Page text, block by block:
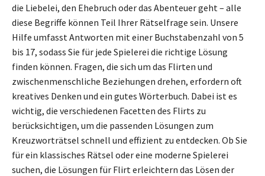
die Liebelei, den Ehebruch oder das Abenteuer geht – alle
diese Begriffe können Teil Ihrer Rätselfrage sein. Unsere
Hilfe umfasst Antworten mit einer Buchstabenzahl von 5
bis 17, sodass Sie für jede Spielerei die richtige Lösung
finden können. Fragen, die sich um das Flirten und
zwischenmenschliche Beziehungen drehen, erfordern oft
kreatives Denken und ein gutes Wörterbuch. Dabei ist es
wichtig, die verschiedenen Facetten des Flirts zu
berücksichtigen, um die passenden Lösungen zum
Kreuzworträtsel schnell und effizient zu entdecken. Ob Sie
für ein klassisches Rätsel oder eine moderne Spielerei
suchen, die Lösungen für Flirt erleichtern das Lösen der